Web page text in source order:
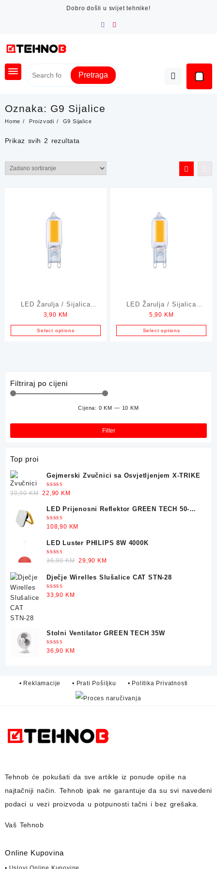
Dobro došli u svijet tehnike!
Pretraga
Oznaka: G9 Sijalice
Home Proizvodi G9 Sijalice
Prikaz svih 2 rezultata
LED Žarulja / Sijalica
GREEN TECH 2W 3000K
G9
3,90 KM
Select options
LED Žarulja / Sijalica
GREEN TECH 4W 3000K
G9
5,90 KM
Select options
Filtriraj po cijeni
Filter
Cijena: 0 KM — 10 KM
Top proi
Gejmerski Zvučnici sa Osvjetljenjem X-TRIKE
Ocjenjeno
5.00
od 5
30,90KM Original
was:
30,90 KM.
22,90 KM
is:
22,90 KM.
LED Prijenosni Reflektor GREEN TECH 50-
25W
Ocjenjeno
5.00od 5
108,90 KM
LED Luster PHILIPS 8W 4000K
Ocjenjeno
5.00 od 5
36,90KM Original
was:
29,90 KM
is:
Dječje Wirelles Slušalice CAT STN-28
Ocjenjeno
5.00od 5
33,90 KM
Stolni Ventilator GREEN TECH 35W
Ocjenjeno
5.00 od 5
36,90 KM
• Reklamacije • Prati Pošiljku • Politika Privatnosti
Tehnob će pokušati da sve artikle iz ponude opiše na
najtačniji način. Tehnob ipak ne garantuje da su svi navedeni
podaci u vezi proizvoda u potpunosti tačni i bez grešaka.
Vaš Tehnob
Online Kupovina